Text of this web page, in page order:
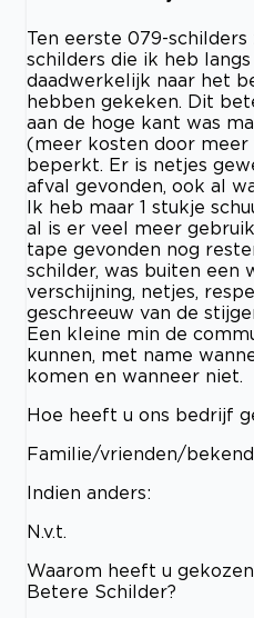
Ten eerste 079-schilders
schilders die ik heb langs
daadwerkelijk naar het
hebben gekeken. Dit
aan de hoge kant was
(meer kosten door
beperkt. Er is netjes
afval gevonden, ook al
Ik heb maar 1 stukje
al is er veel meer
tape gevonden nog
schilder, was buiten een
verschijning, netjes,
geschreeuw van de
Een kleine min de
kunnen, met name
komen en wanneer niet.
Hoe heeft u ons bedrijf
Familie/vrienden/
Indien anders:
N.v.t.
Waarom heeft u
Betere Schilder?